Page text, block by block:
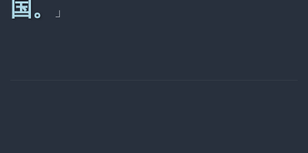
国。
」